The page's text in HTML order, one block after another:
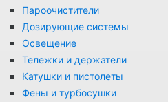
Пароочистители
Дозирующие системы
Освещение
Тележки и держатели
Катушки и пистолеты
Фены и турбосушки